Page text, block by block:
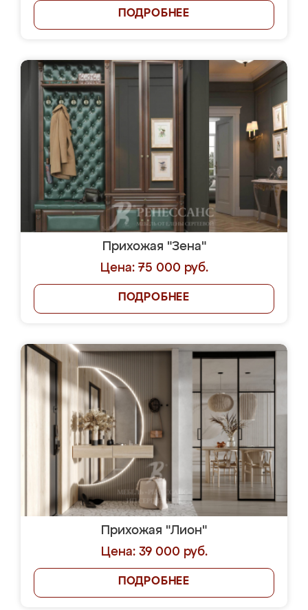
ПОДРОБНЕЕ
Прихожая "Зена"
Цена: 75 000 руб.
ПОДРОБНЕЕ
Прихожая "Лион"
Цена: 39 000 руб.
ПОДРОБНЕЕ